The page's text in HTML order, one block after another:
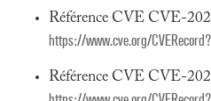
Référence CVE CVE-
https://www.cve.org/
Référence CVE CVE-